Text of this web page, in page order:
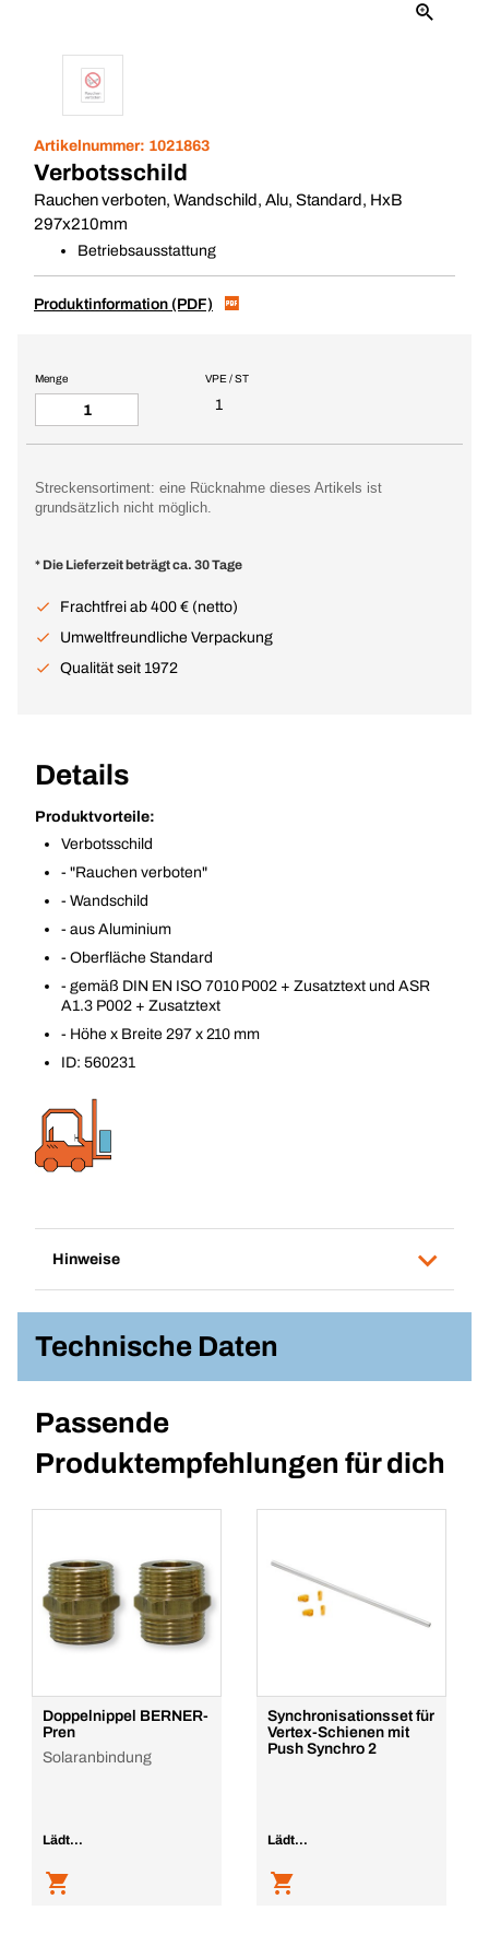
Artikelnummer: 1021863
Verbotsschild
Rauchen verboten, Wandschild, Alu, Standard, HxB
297x210mm
Betriebsausstattung
Produktinformation (PDF)
VPE / ST
1
Menge
Streckensortiment: eine Rücknahme dieses Artikels ist
grundsätzlich nicht möglich.
* Die Lieferzeit beträgt ca. 30 Tage
Frachtfrei ab 400 € (netto)
Umweltfreundliche Verpackung
Qualität seit 1972
Details
Produktvorteile:
Verbotsschild
- "Rauchen verboten"
- Wandschild
- aus Aluminium
- Oberfläche Standard
- gemäß DIN EN ISO 7010 P002 + Zusatztext und ASR
A1.3 P002 + Zusatztext
- Höhe x Breite 297 x 210 mm
ID: 560231
Hinweise
Technische Daten
Passende
Produktempfehlungen für dich
Doppelnippel BERNER-
Pren
Solaranbindung
Lädt...
Synchronisationsset für
Vertex-Schienen mit
Push Synchro 2
Lädt...